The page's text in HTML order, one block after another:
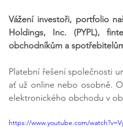
Vážení investoři, portfolio
Holdings, Inc. (PYPL),
obchodníkům a
Platební řešení společnosti
ať už online nebo osobně.
elektronického obchodu v
https://www.youtube.com/